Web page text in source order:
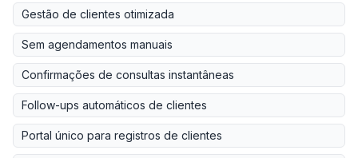
Gestão de clientes otimizada
Sem agendamentos manuais
Confirmações de consultas instantâneas
Follow-ups automáticos de clientes
Portal único para registros de clientes